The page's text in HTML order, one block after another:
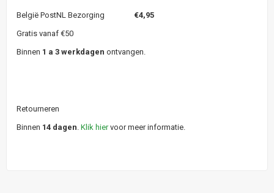
België PostNL Bezorging €4,95
Gratis vanaf €50
Binnen 1 a 3 werkdagen ontvangen.
Retourneren
Binnen 14 dagen Klik hiervoor meer informatie.